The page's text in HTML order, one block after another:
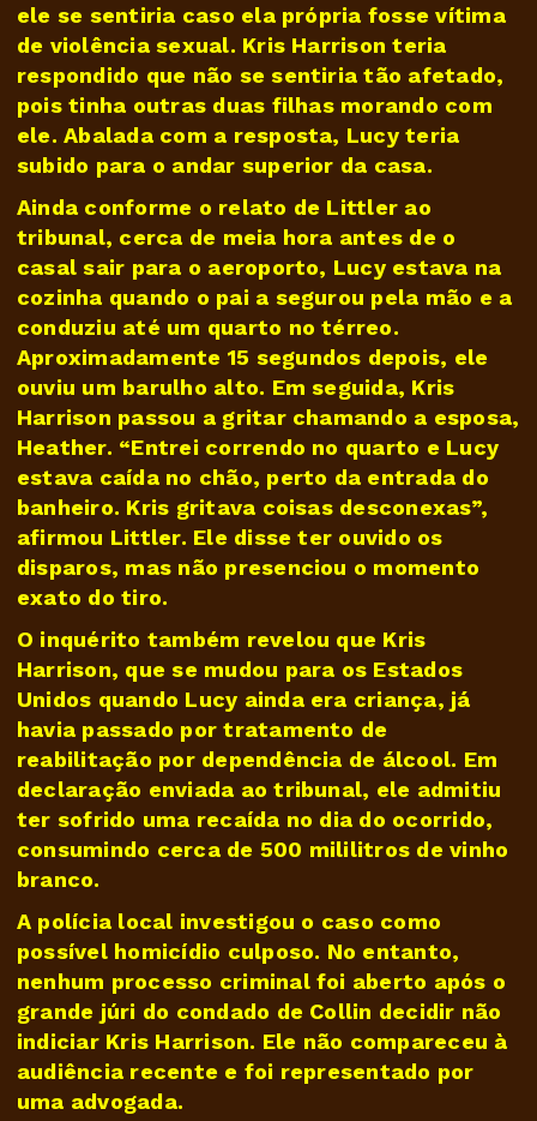
ele se sentiria caso ela própria fosse vítima
de violência sexual. Kris Harrison teria
respondido que não se sentiria tão afetado,
pois tinha outras duas filhas morando com
ele. Abalada com a resposta, Lucy teria
subido para o andar superior da casa.
Ainda conforme o relato de Littler ao
tribunal, cerca de meia hora antes de o
casal sair para o aeroporto, Lucy estava na
cozinha quando o pai a segurou pela mão e a
conduziu até um quarto no térreo.
Aproximadamente 15 segundos depois, ele
ouviu um barulho alto. Em seguida, Kris
Harrison passou a gritar chamando a esposa,
Heather. “Entrei correndo no quarto e Lucy
estava caída no chão, perto da entrada do
banheiro. Kris gritava coisas desconexas”,
afirmou Littler. Ele disse ter ouvido os
disparos, mas não presenciou o momento
exato do tiro.
O inquérito também revelou que Kris
Harrison, que se mudou para os Estados
Unidos quando Lucy ainda era criança, já
havia passado por tratamento de
reabilitação por dependência de álcool. Em
declaração enviada ao tribunal, ele admitiu
ter sofrido uma recaída no dia do ocorrido,
consumindo cerca de 500 mililitros de vinho
branco.
A polícia local investigou o caso como
possível homicídio culposo. No entanto,
nenhum processo criminal foi aberto após o
grande júri do condado de Collin decidir não
indiciar Kris Harrison. Ele não compareceu à
audiência recente e foi representado por
uma advogada.